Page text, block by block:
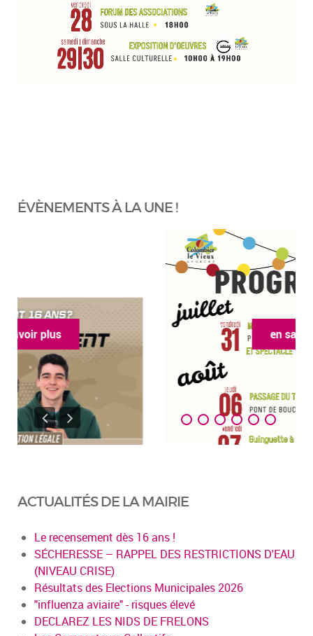
ÉVÈNEMENTS À LA UNE !
en savoir plus
ACTUALITÉS DE LA MAIRIE
Le recensement dès 16 ans !
SÉCHERESSE – RAPPEL DES RESTRICTIONS D'EAU
(NIVEAU CRISE)
Résultats des Elections Municipales 2026
"influenza aviaire" - risques élevé
DECLAREZ LES NIDS DE FRELONS